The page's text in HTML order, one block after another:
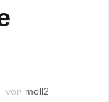
von moll2